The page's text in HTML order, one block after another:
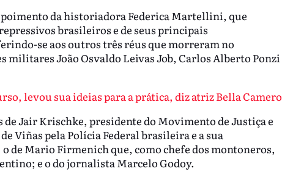
da historiadora Federica Martellini, que
brasileiros e de seus principais
se aos outros três réus que morreram no
militares João Osvaldo Leivas Job, Carlos Alberto Ponzi
levou sua ideias para a prática, diz atriz Bella Camero
Jair Krischke, presidente do Movimento de Justiça e
Viñas pela Polícia Federal brasileira e a sua
de Mario Firmenich que, como chefe dos montoneros,
e o do jornalista Marcelo Godoy.